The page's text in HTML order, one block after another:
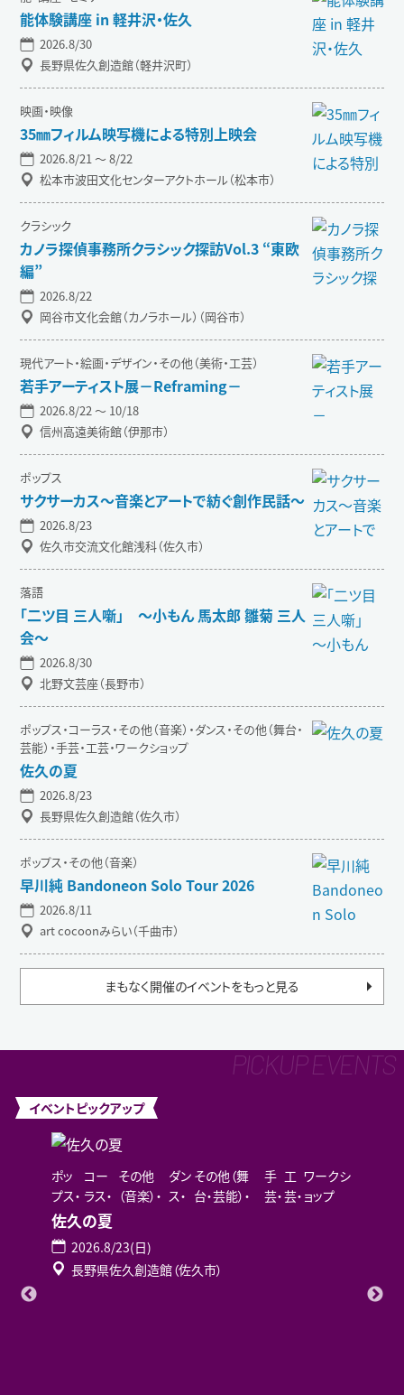
能体験講座 in 軽井沢・佐久
2026.8/30
長野県佐久創造館（軽井沢町）
映画・映像
35㎜フィルム映写機による特別上映会
2026.8/21 〜 8/22
松本市波田文化センターアクトホール（松本市）
クラシック
カノラ探偵事務所クラシック探訪Vol.3 “東欧
編”
2026.8/22
岡谷市文化会館（カノラホール）（岡谷市）
現代アート・絵画・デザイン・その他（美術・工芸）
若手アーティスト展－Reframing－
2026.8/22 〜 10/18
信州高遠美術館（伊那市）
ポップス
サクサーカス〜音楽とアートで紡ぐ創作民話〜
2026.8/23
佐久市交流文化館浅科（佐久市）
落語
「二ツ目 三人噺」 ～小もん 馬太郎 雛菊 三人
会～
2026.8/30
北野文芸座（長野市）
ポップス・コーラス・その他（音楽）・ダンス・その他（舞台・
芸能）・手芸・工芸・ワークショップ
佐久の夏
2026.8/23
長野県佐久創造館（佐久市）
ポップス・その他（音楽）
早川純 Bandoneon Solo Tour 2026
2026.8/11
art cocoonみらい（千曲市）
まもなく開催のイベントをもっと見る
イベントピックアップ
ポッ
プス
コー
ラス
その他
（音楽）
ダン
ス
その他（舞
台・芸能）
手
芸
工
芸
ワークシ
ョップ
佐久の夏
2026.8/23(日)
長野県佐久創造館（佐久市）